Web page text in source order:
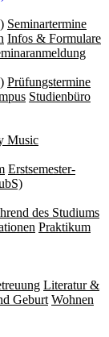
Seminartermine
Infos & Formulare
Prüfungstermine
Studienbüro
Music
Erstsemester-
des Studiums
Praktikum
Literatur &
Geburt Wohnen